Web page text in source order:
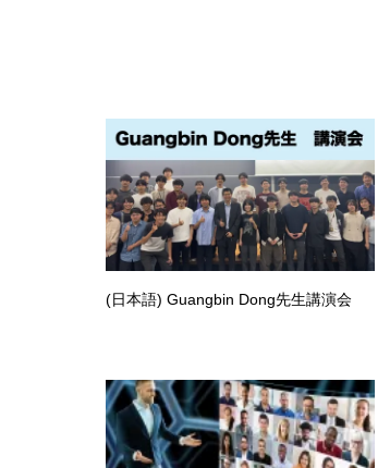
(日本語) Guangbin Dong先生講演会